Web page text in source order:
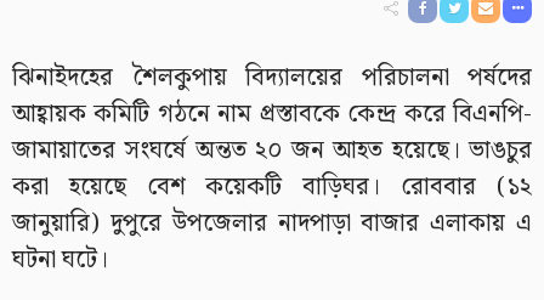
ঝিনাইদহের শৈলকুপায় বিদ্যালয়ের পরিচালনা পর্ষদের
আহ্বায়ক কমিটি গঠনে নাম প্রস্তাবকে কেন্দ্র করে বিএনপি-
জামায়াতের সংঘর্ষে অন্তত ২০ জন আহত হয়েছে। ভাঙচুর
করা হয়েছে বেশ কয়েকটি বাড়িঘর। রোববার (১২
জানুয়ারি) দুপুরে উপজেলার নাদপাড়া বাজার এলাকায় এ
ঘটনা ঘটে।